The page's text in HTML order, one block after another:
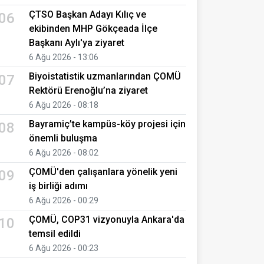
ÇTSO Başkan Adayı Kılıç ve
ekibinden MHP Gökçeada İlçe
Başkanı Aylı'ya ziyaret
6 Ağu 2026 - 13:06
Biyoistatistik uzmanlarından ÇOMÜ
Rektörü Erenoğlu’na ziyaret
6 Ağu 2026 - 08:18
Bayramiç’te kampüs-köy projesi için
önemli buluşma
6 Ağu 2026 - 08:02
ÇOMÜ'den çalışanlara yönelik yeni
iş birliği adımı
6 Ağu 2026 - 00:29
ÇOMÜ, COP31 vizyonuyla Ankara'da
temsil edildi
6 Ağu 2026 - 00:23